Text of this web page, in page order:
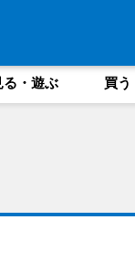
る・遊ぶ 買う